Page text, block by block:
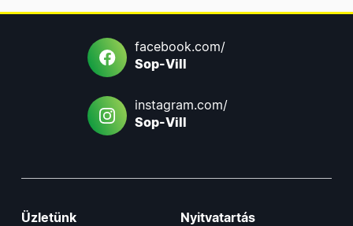
facebook.com/
Sop-Vill
instagram.com/
Sop-Vill
Üzletünk Nyitvatartás